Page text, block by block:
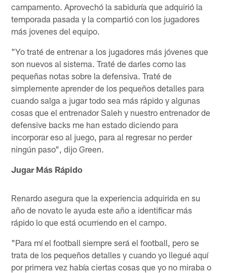
campamento. Aprovechó la sabiduría que adquirió la
temporada pasada y la compartió con los jugadores
más jovenes del equipo.
"Yo traté de entrenar a los jugadores más jóvenes que
son nuevos al sistema. Traté de darles como las
pequeñas notas sobre la defensiva. Traté de
simplemente aprender de los pequeños detalles para
cuando salga a jugar todo sea más rápido y algunas
cosas que el entrenador Saleh y nuestro entrenador de
defensive backs me han estado diciendo para
incorporar eso al juego, para al regresar no perder
ningún paso", dijo Green.
Jugar Más Rápido
Renardo asegura que la experiencia adquirida en su
año de novato le ayuda este año a identificar más
rápido lo que está ocurriendo en el campo.
"Para mí el football siempre será el football, pero se
trata de los pequeños detalles y cuando yo llegué aquí
por primera vez había ciertas cosas que yo no miraba o